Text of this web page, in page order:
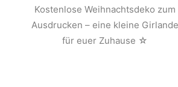
Kostenlose Weihnachtsdeko zum
Ausdrucken – eine kleine Girlande
für euer Zuhause ☆